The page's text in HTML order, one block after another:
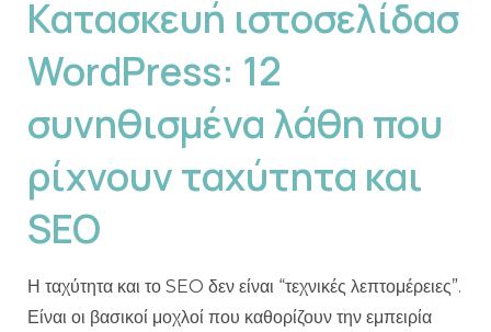
Κατασκευή ιστοσελίδασ
WordPress: 12
συνηθισμένα λάθη που
ρίχνουν ταχύτητα και
SEO
Η ταχύτητα και το SEO δεν είναι “τεχνικές λεπτομέρειες”.
Είναι οι βασικοί μοχλοί που καθορίζουν την εμπειρία